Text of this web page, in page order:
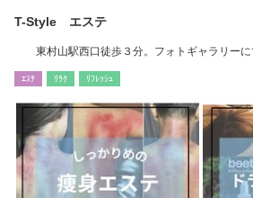
T-Style エステ
東村山駅西口徒歩３分。フォトギャラリーに
ｴｽﾃ ﾘﾗｸ ﾘﾌﾚｯｼｭ